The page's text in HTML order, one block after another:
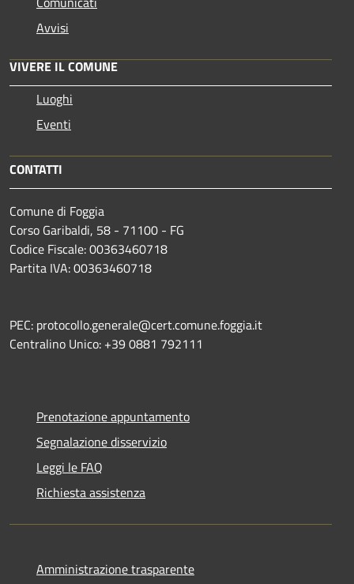
Avvisi
VIVERE IL COMUNE
Luoghi
Eventi
CONTATTI
Comune di Foggia
Corso Garibaldi, 58 - 71100 - FG
Codice Fiscale: 00363460718
Partita IVA: 00363460718
PEC: protocollo.generale@cert.comune.foggia.it
Centralino Unico: +39 0881 792111
Prenotazione appuntamento
Segnalazione disservizio
Leggi le FAQ
Richiesta assistenza
Amministrazione trasparente